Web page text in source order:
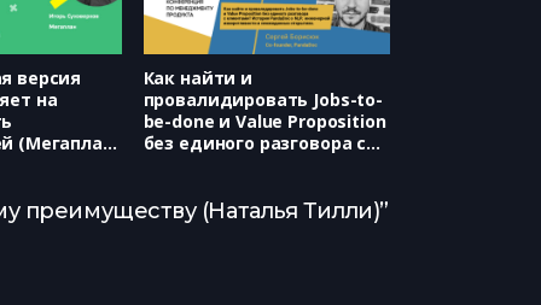
версия
на
(Мегаплан,
Как найти и
провалидировать Jobs-to-
be-done и Value Proposition
без единого разговора с
инженерной
изворотливости и
преимуществу (Наталья Тилли)”